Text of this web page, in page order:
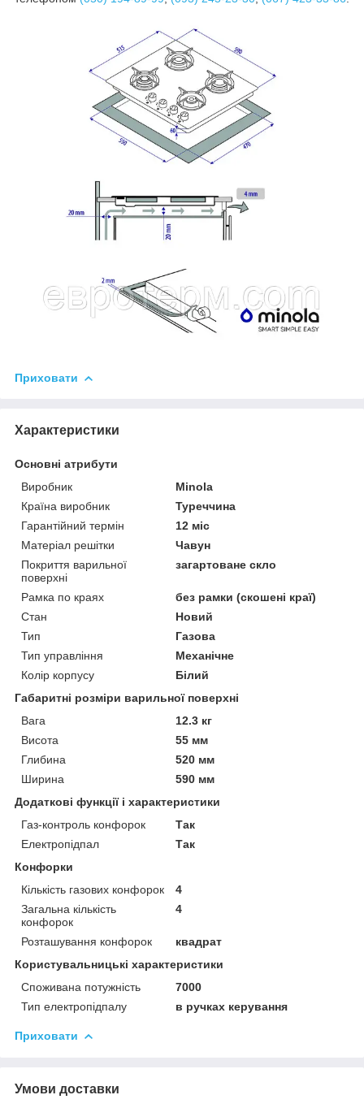
Приховати
Характеристики
Основні атрибути
Виробник
Minola
Країна виробник
Туреччина
Гарантійний термін
12 міс
Матеріал решітки
Чавун
Покриття варильної
поверхні
загартоване скло
Рамка по краях
без рамки (скошені краї)
Стан
Новий
Тип
Газова
Тип управління
Механічне
Колір корпусу
Білий
Габаритні розміри варильної поверхні
Вага
12.3 кг
Висота
55 мм
Глибина
520 мм
Ширина
590 мм
Додаткові функції і характеристики
Газ-контроль конфорок
Так
Електропідпал
Так
Конфорки
Кількість газових конфорок
4
Загальна кількість
конфорок
4
Розташування конфорок
квадрат
Користувальницькі характеристики
Споживана потужність
7000
Тип електропідпалу
в ручках керування
Приховати
Умови доставки